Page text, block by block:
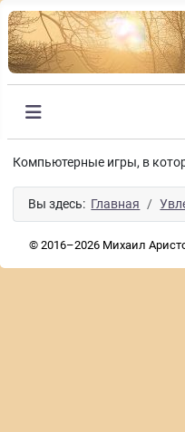
Компьютерные игры, в
Вы здесь: Главная
© 2016–2026 Михаил